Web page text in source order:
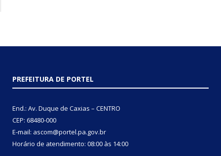
PREFEITURA DE PORTEL
End.: Av. Duque de Caxias – CENTRO
CEP: 68480-000
E-mail: ascom@portel.pa.gov.br
Horário de atendimento: 08:00 às 14:00